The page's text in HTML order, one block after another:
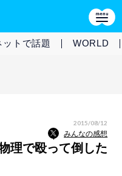
ットで話題 WORLD
2015/08/12
みんなの感想
理で殴って倒した